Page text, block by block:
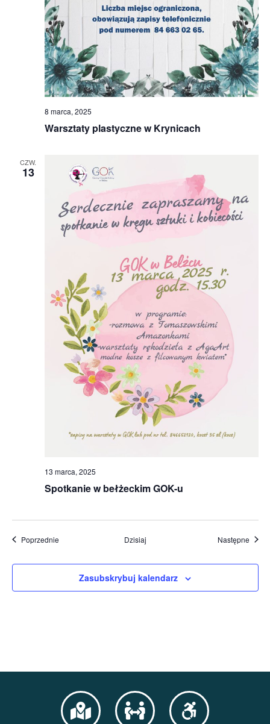
Warsztaty plastyczne w Krynicach
8 marca, 2025
CZW.
13
Spotkanie w bełżeckim GOK-u
13 marca, 2025
PoprzednieWydarzenia Dzisiaj Następne
Zasubskrybuj kalendarz